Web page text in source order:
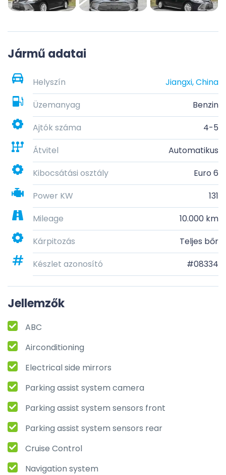
Jármű adatai
Helyszín
Jiangxi, China
Üzemanyag
Benzin
Ajtók száma
4-5
Átvitel
Automatikus
Kibocsátási osztály
Euro 6
Power KW
131
Mileage
10.000 km
Kárpitozás
Teljes bőr
Készlet azonosító
#08334
Jellemzők
ABC
Airconditioning
Electrical side mirrors
Parking assist system camera
Parking assist system sensors front
Parking assist system sensors rear
Cruise Control
Navigation system